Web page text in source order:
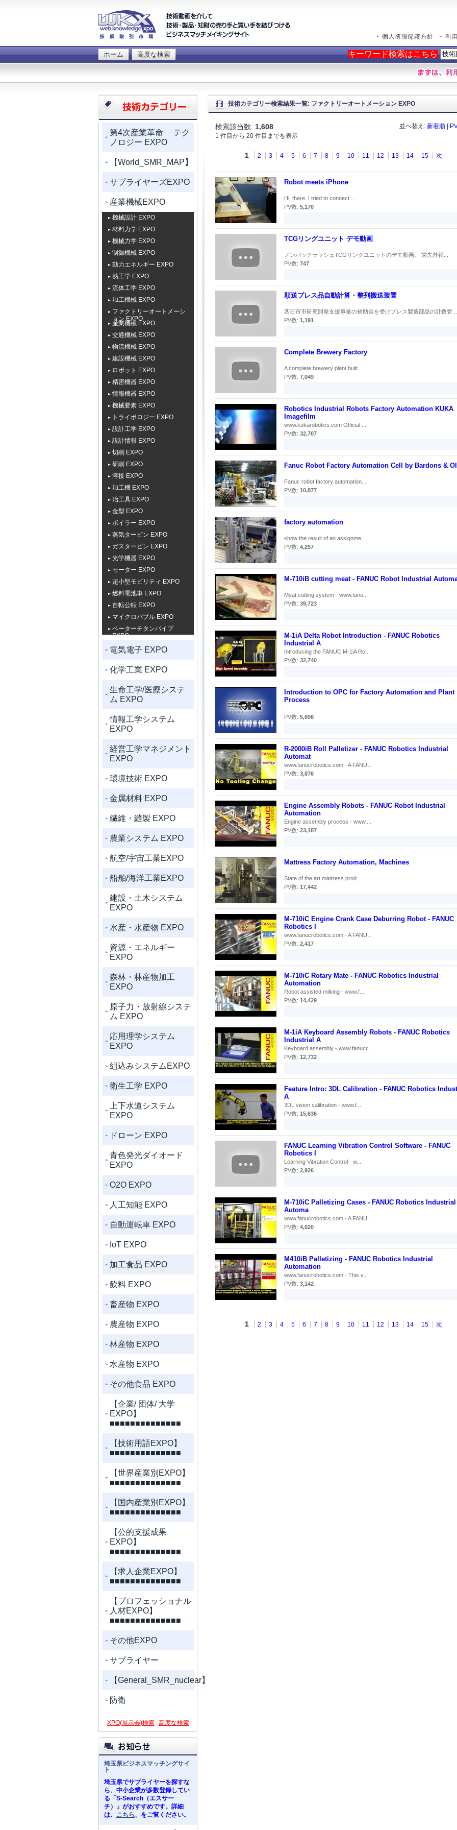
ホーム 高度な検索 キーワード検索はこちら
第4次産業革命 テク
ノロジー EXPO
【World_SMR_MAP】
サプライヤーズEXPO
産業機械EXPO
機械設計 EXPO
材料力学 EXPO
機械力学 EXPO
制御機械 EXPO
動力エネルギー EXPO
熱工学 EXPO
流体工学 EXPO
加工機械 EXPO
ファクトリーオートメーシ
ョン EXPO
産業機械 EXPO
交通機械 EXPO
物流機械 EXPO
建設機械 EXPO
ロボット EXPO
精密機器 EXPO
情報機器 EXPO
機械要素 EXPO
トライボロジー EXPO
設計工学 EXPO
設計情報 EXPO
切削 EXPO
研削 EXPO
溶接 EXPO
加工機 EXPO
治工具 EXPO
金型 EXPO
ボイラー EXPO
蒸気タービン EXPO
ガスタービン EXPO
光学機器 EXPO
モーター EXPO
超小型モビリティ EXPO
燃料電池車 EXPO
自転公転 EXPO
マイクロバブル EXPO
ベーターチタンパイプ
EXPO
電気電子 EXPO
化学工業 EXPO
生命工学/医療システ
ム EXPO
情報工学システム
EXPO
経営工学マネジメント
EXPO
環境技術 EXPO
金属材料 EXPO
繊維・縫製 EXPO
農業システム EXPO
航空/宇宙工業EXPO
船舶/海洋工業EXPO
建設・土木システム
EXPO
水産・水産物 EXPO
資源・エネルギー
EXPO
森林・林産物加工
EXPO
原子力・放射線システ
ム EXPO
応用理学システム
EXPO
組込みシステムEXPO
衛生工学 EXPO
上下水道システム
EXPO
ドローン EXPO
青色発光ダイオード
EXPO
O2O EXPO
人工知能 EXPO
自動運転車 EXPO
IoT EXPO
加工食品 EXPO
飲料 EXPO
畜産物 EXPO
農産物 EXPO
林産物 EXPO
水産物 EXPO
その他食品 EXPO
【企業/ 団体/ 大学
EXPO】
■■■■■■■■■■■■■■
【技術用語EXPO】
■■■■■■■■■■■■■■
【世界産業別EXPO】
■■■■■■■■■■■■■■
【国内産業別EXPO】
■■■■■■■■■■■■■■
【公的支援成果
EXPO】
■■■■■■■■■■■■■■
【求人企業EXPO】
■■■■■■■■■■■■■■
【プロフェッショナル
人材EXPO】
■■■■■■■■■■■■■■
その他EXPO
サプライヤー
【General_SMR_nuclear】
防衛
XPO(展示会)検索 高度な検索
埼玉県ビジネスマッチングサイ
ト
埼玉県でサプライヤーを探すな
ら、中小企業が多数登録してい
る「S-Search（エスサー
チ）」がおすすめです。詳細
は、 こちら、をご覧ください。
技術カテゴリー検索結果一覧: ファクトリーオートメーション EXPO
検索該当数: 1,608 並べ替え: 新着順
1 件目から 20 件目までを表示
1 2 3 4 5 6 7 8 9 10 11 12 13 14 15 次
Robot meets iPhone
Hi, there. I tried to connect ...
PV数: 5,170
TCGリングユニット デモ動画
ノンバックラッシュTCGリングユニットのデモ動画。 歯先外径...
PV数: 747
順送プレス品自動計算・整列搬送装置
四日市市研究開発支援事業の補助金を受けプレス製造部品の計数管...
PV数: 1,191
Complete Brewery Factory
A complete brewery plant built...
PV数: 7,049
Robotics Industrial Robots Factory Automation KUKA
Imagefilm
www.kukarobotics.com Official ...
PV数: 32,707
Fanuc Robot Factory Automation Cell by Bardons &
Fanuc robot factory automation...
PV数: 10,877
factory automation
show the result of an assignme...
PV数: 4,257
M-710iB cutting meat - FANUC Robot Industrial
Meat cutting system - www.fanu...
PV数: 39,723
M-1iA Delta Robot Introduction - FANUC Robotics
Industrial A
Introducing the FANUC M-1iA Ro...
PV数: 32,740
Introduction to OPC for Factory Automation and Plant
Process
PV数: 5,606
R-2000iB Roll Palletizer - FANUC Robotics Industrial
Automat
www.fanucrobotics.com - A FANU...
PV数: 3,876
Engine Assembly Robots - FANUC Robot Industrial
Automation
Engine assembly process - www....
PV数: 23,187
Mattress Factory Automation, Machines
State of the art mattress prod...
PV数: 17,442
M-710iC Engine Crank Case Deburring Robot - FANUC
Robotics I
www.fanucrobotics.com - A FANU...
PV数: 2,417
M-710iC Rotary Mate - FANUC Robotics Industrial
Automation
Robot assisted milking - www.f...
PV数: 14,429
M-1iA Keyboard Assembly Robots - FANUC Robotics
Industrial A
Keyboard assembly - www.fanucr...
PV数: 12,732
Feature Intro: 3DL Calibration - FANUC Robotics
A
3DL vision calibration - www.f...
PV数: 15,636
FANUC Learning Vibration Control Software - FANUC
Robotics I
Learning Vibration Control - w...
PV数: 2,926
M-710iC Palletizing Cases - FANUC Robotics Industrial
Automa
www.fanucrobotics.com - A FANU...
PV数: 4,020
M410iB Palletizing - FANUC Robotics Industrial
Automation
www.fanucrobotics.com - This v...
PV数: 3,142
1 2 3 4 5 6 7 8 9 10 11 12 13 14 15 次